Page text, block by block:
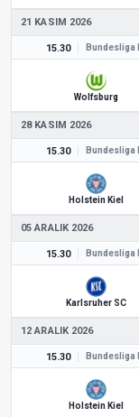
21 KASIM 2026
15.30 Bundesliga II
Wolfsburg
28 KASIM 2026
15.30 Bundesliga II
Holstein Kiel
05 ARALIK 2026
15.30 Bundesliga II
Karlsruher SC
12 ARALIK 2026
15.30 Bundesliga II
Holstein Kiel